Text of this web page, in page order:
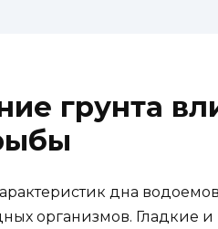
грунта
дна
организмов. Гладкие и